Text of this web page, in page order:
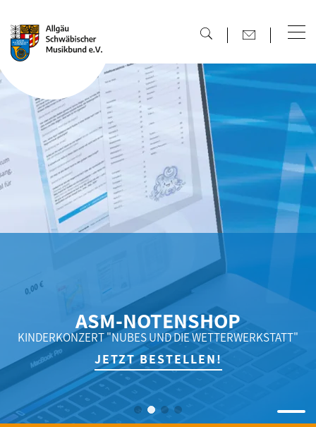
ASM-NOTENSHOP
KINDERKONZERT "NUBES UND DIE WETTERWERKSTATT"
JETZT BESTELLEN!